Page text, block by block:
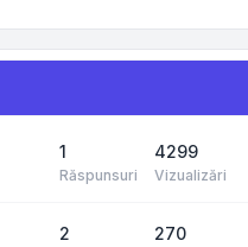
1
Răspunsuri
4299
Vizualizări
2 270